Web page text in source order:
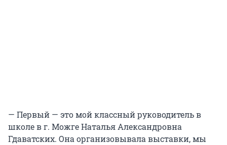
— Первый — это мой классный руководитель в
школе в г. Можге Наталья Александровна
Гдаватских. Она организовывала выставки, мы